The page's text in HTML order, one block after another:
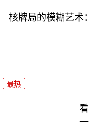
核牌局的模糊艺术
最热